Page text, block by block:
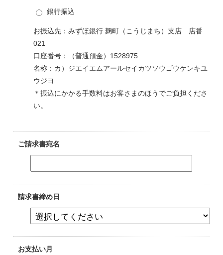
銀行振込
お振込先：みずほ銀行 麹町（こうじまち）支店 店番
021
口座番号：（普通預金）1528975
名称：カ）ジエイエムアールセイカツソウゴウケンキユ
ウジヨ
＊振込にかかる手数料はお客さまのほうでご負担くださ
い。
ご請求書宛名
請求書締め日
お支払い月